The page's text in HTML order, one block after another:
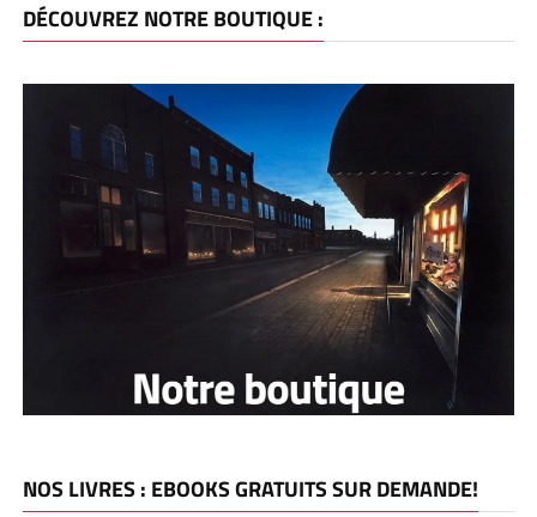
DÉCOUVREZ NOTRE BOUTIQUE :
NOS LIVRES : EBOOKS GRATUITS SUR DEMANDE!